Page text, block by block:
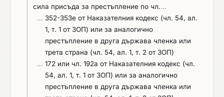
сила присъда за престъпление по чл.…
… 352-353е от Наказателния кодекс (чл. 54, ал.
1, т. 1 от ЗОП) или за аналогично
престъпление в друга държава членка или
трета страна (чл. 54, ал. 1, т. 2 от ЗОП)
… 172 или чл. 192а от Наказателния кодекс (чл.
54, ал. 1, т. 1 от ЗОП) или за аналогично
престъпление в друга държава членка или